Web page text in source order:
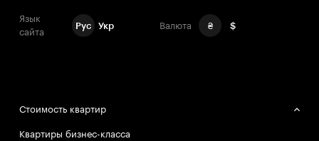
Язык
сайта
Рус Укр Валюта ₴ $
Стоимость квартир
Квартиры бизнес-класса